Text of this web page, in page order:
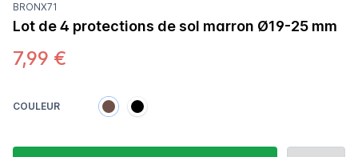
BRONX71
Lot de 4 protections de sol marron Ø19-25 mm
7,99 €
COULEUR